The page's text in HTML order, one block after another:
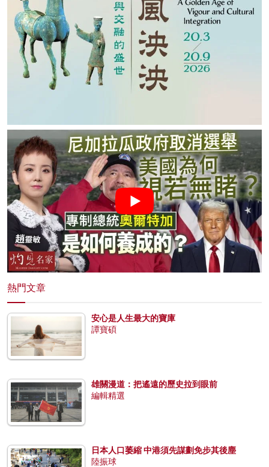
熱門文章
安心是人生最大的寶庫
譚寶碩
雄關漫道：把遙遠的歷史拉到眼前
編輯精選
日本人口萎縮 中港須先謀劃免步其後塵
陸振球